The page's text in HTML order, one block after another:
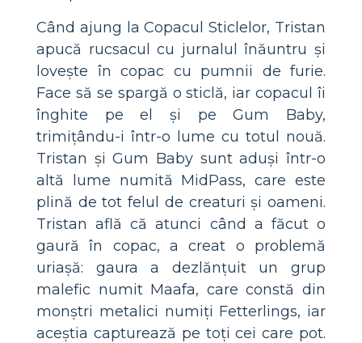
Când ajung la Copacul Sticlelor, Tristan
apucă rucsacul cu jurnalul înăuntru și
lovește în copac cu pumnii de furie.
Face să se spargă o sticlă, iar copacul îi
înghite pe el și pe Gum Baby,
trimițându-i într-o lume cu totul nouă.
Tristan și Gum Baby sunt aduși într-o
altă lume numită MidPass, care este
plină de tot felul de creaturi și oameni.
Tristan află că atunci când a făcut o
gaură în copac, a creat o problemă
uriașă: gaura a dezlănțuit un grup
malefic numit Maafa, care constă din
monștri metalici numiți Fetterlings, iar
aceștia capturează pe toți cei care pot.